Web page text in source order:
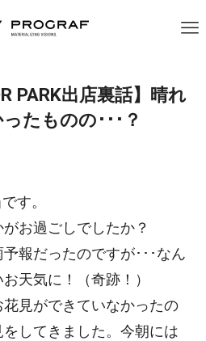
PARK出店裏話】晴れ
たものの･･･？
す。
お過ごしでしたか？
報だったのですが･･･なん
天気に！（奇跡！）
見ができていなかったの
してきました。今朝には